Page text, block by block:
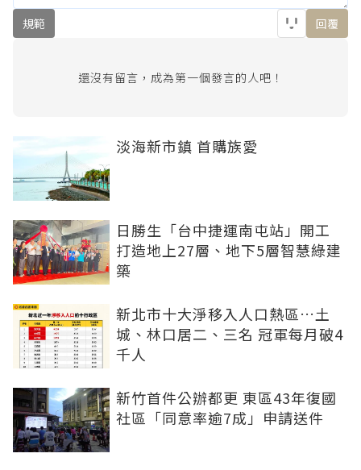
規範 回覆
還沒有留言，成為第一個發言的人吧！
淡海新市鎮 首購族愛
日勝生「台中捷運南屯站」開工
打造地上27層、地下5層智慧綠建
築
新北市十大淨移入人口熱區…土
城、林口居二、三名 冠軍每月破4
千人
新竹首件公辦都更 東區43年復國
社區「同意率逾7成」申請送件